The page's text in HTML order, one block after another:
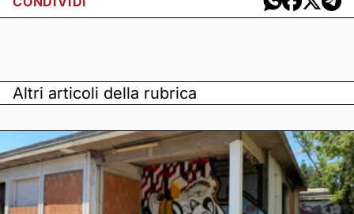
Altri articoli della rubrica